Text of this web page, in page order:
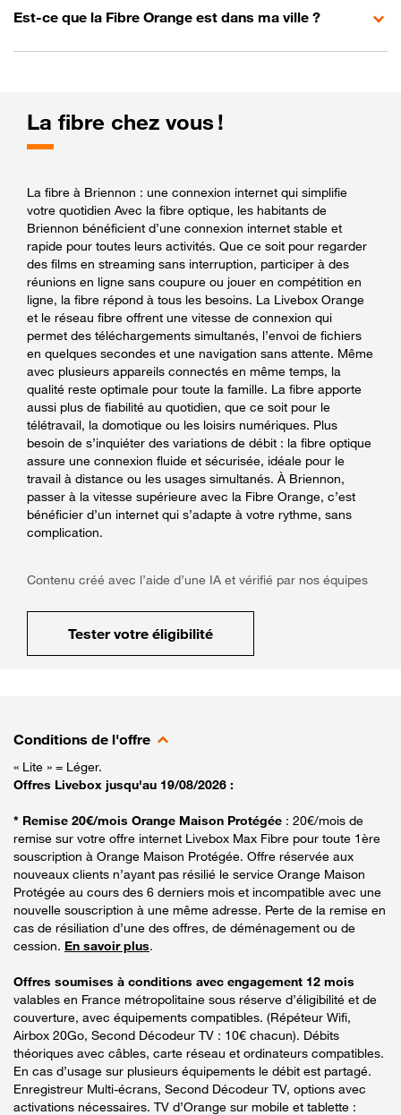
Est-ce que la Fibre Orange est dans ma ville ?
La fibre chez vous !
La fibre à Briennon : une connexion internet qui simplifie
votre quotidien Avec la fibre optique, les habitants de
Briennon bénéficient d’une connexion internet stable et
rapide pour toutes leurs activités. Que ce soit pour regarder
des films en streaming sans interruption, participer à des
réunions en ligne sans coupure ou jouer en compétition en
ligne, la fibre répond à tous les besoins. La Livebox Orange
et le réseau fibre offrent une vitesse de connexion qui
permet des téléchargements simultanés, l’envoi de fichiers
en quelques secondes et une navigation sans attente. Même
avec plusieurs appareils connectés en même temps, la
qualité reste optimale pour toute la famille. La fibre apporte
aussi plus de fiabilité au quotidien, que ce soit pour le
télétravail, la domotique ou les loisirs numériques. Plus
besoin de s’inquiéter des variations de débit : la fibre optique
assure une connexion fluide et sécurisée, idéale pour le
travail à distance ou les usages simultanés. À Briennon,
passer à la vitesse supérieure avec la Fibre Orange, c’est
bénéficier d’un internet qui s’adapte à votre rythme, sans
complication.
Contenu créé avec l’aide d’une IA et vérifié par nos équipes
Tester votre éligibilité
Conditions de l'offre
« Lite » = Léger.
Offres Livebox jusqu'au 19/08/2026 :
* Remise 20€/mois Orange Maison Protégée : 20€/mois de
remise sur votre offre internet Livebox Max Fibre pour toute 1ère
souscription à Orange Maison Protégée. Offre réservée aux
nouveaux clients n’ayant pas résilié le service Orange Maison
Protégée au cours des 6 derniers mois et incompatible avec une
nouvelle souscription à une même adresse. Perte de la remise en
cas de résiliation d’une des offres, de déménagement ou de
cession. En savoir plus.
Offres soumises à conditions avec engagement 12 mois
valables en France métropolitaine sous réserve d’éligibilité et de
couverture, avec équipements compatibles. (Répéteur Wifi,
Airbox 20Go, Second Décodeur TV : 10€ chacun). Débits
théoriques avec câbles, carte réseau et ordinateurs compatibles.
En cas d’usage sur plusieurs équipements le débit est partagé.
Enregistreur Multi-écrans, Second Décodeur TV, options avec
activations nécessaires. TV d’Orange sur mobile et tablette :